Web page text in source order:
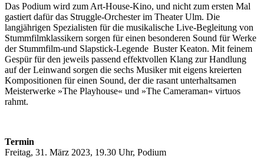
Das Podium wird zum Art-House-Kino, und nicht zum ersten Mal
gastiert dafür das Struggle-Orchester im Theater Ulm. Die
langjährigen Spezialisten für die musikalische Live-Begleitung von
Stummfilmklassikern sorgen für einen besonderen Sound für Werke
der Stummfilm-und Slapstick-Legende Buster Keaton. Mit feinem
Gespür für den jeweils passend effektvollen Klang zur Handlung
auf der Leinwand sorgen die sechs Musiker mit eigens kreierten
Kompositionen für einen Sound, der die rasant unterhaltsamen
Meisterwerke »The Playhouse« und »The Cameraman« virtuos
rahmt.
Termin
Freitag, 31. März 2023, 19.30 Uhr, Podium